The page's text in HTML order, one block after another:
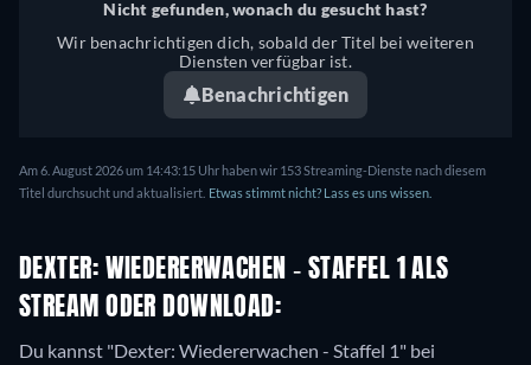
Nicht gefunden, wonach du gesucht hast?
Wir benachrichtigen dich, sobald der Titel bei weiteren
Diensten verfügbar ist.
Benachrichtigen
Am 6. August 2026 um 14:43:15 Uhr haben wir 153 Streaming-Dienste nach diesem
Titel durchsucht und aktualisiert. Etwas stimmt nicht? Lass es uns wissen.
DEXTER: WIEDERERWACHEN - STAFFEL 1 ALS
STREAM ODER DOWNLOAD:
Du kannst "Dexter: Wiedererwachen - Staffel 1" bei